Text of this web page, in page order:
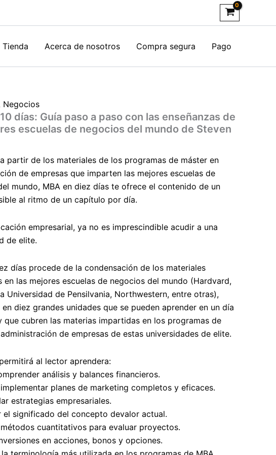
Tienda Acerca de nosotros Compra segura Pago
Negocios
días: Guía paso a paso con las enseñanzas de
escuelas de negocios del mundo de Steven
partir de los materiales de los programas de máster en
de empresas que imparten las mejores escuelas de
mundo, MBA en diez días te ofrece el contenido de un
al ritmo de un capítulo por día.
empresarial, ya no es imprescindible acudir a una
de elite.
días procede de la condensación de los materiales
en las mejores escuelas de negocios del mundo (Hardvard,
Universidad de Pensilvania, Northwestern, entre otras),
diez grandes unidades que se pueden aprender en un día
que cubren las materias impartidas en los programas de
de empresas de estas universidades de elite.
permitirá al lector aprendera:
análisis y balances financieros.
planes de marketing completos y eficaces.
estrategias empresariales.
el significado del concepto devalor actual.
cuantitativos para evaluar proyectos.
en acciones, bonos y opciones.
paso
las
de
negocios
del
mundo
Steven
Silbiger
cantidad